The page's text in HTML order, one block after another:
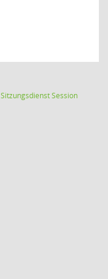
SitzungsdienstSession(Wird in